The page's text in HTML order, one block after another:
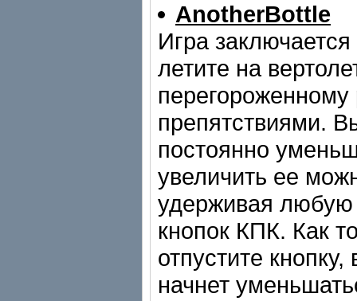
AnotherBottle
Игра
летите на
препятствиями.
постоянно
увеличить ее
удерживая любую
кнопок КПК. Как
отпустите
начнет